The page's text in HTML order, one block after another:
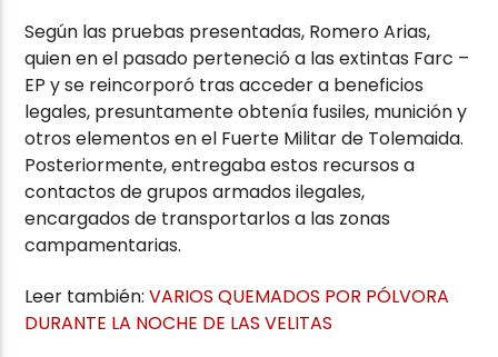
Según las pruebas presentadas, Romero Arias,
quien en el pasado perteneció a las extintas Farc –
EP y se reincorporó tras acceder a beneficios
legales, presuntamente obtenía fusiles, munición y
otros elementos en el Fuerte Militar de Tolemaida.
Posteriormente, entregaba estos recursos a
contactos de grupos armados ilegales,
encargados de transportarlos a las zonas
campamentarias.
Leer también:VARIOS QUEMADOS POR PÓLVORA
DURANTE LA NOCHE DE LAS VELITAS